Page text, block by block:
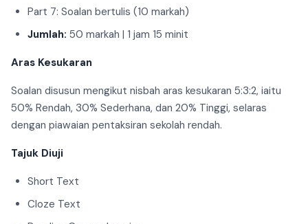
Part 7: Soalan bertulis (10 markah)
Jumlah: 50 markah | 1 jam 15 minit
Aras Kesukaran
Soalan disusun mengikut nisbah aras kesukaran 5:3:2, iaitu
50% Rendah, 30% Sederhana, dan 20% Tinggi, selaras
dengan piawaian pentaksiran sekolah rendah.
Tajuk Diuji
Short Text
Cloze Text